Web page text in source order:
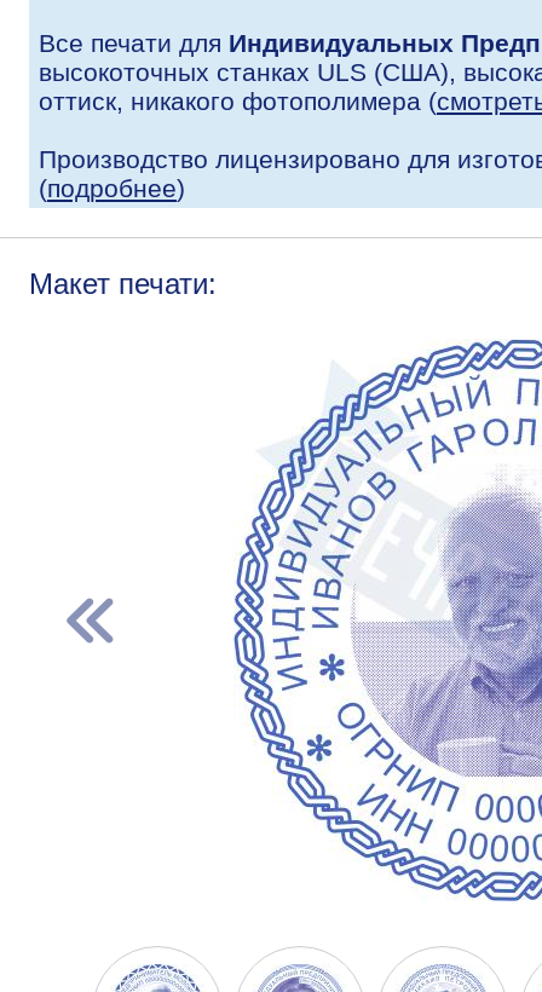
Все печати для Индивидуальных
высокоточных станках ULS (США),
оттиск, никакого фотополимера (
Производство лицензировано для
(подробнее)
Макет печати: